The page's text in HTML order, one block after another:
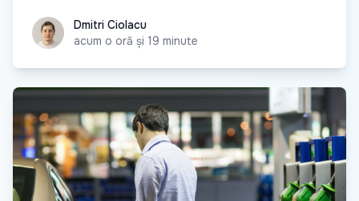
Dmitri Ciolacu
Dmitri Ciolacu
acum o oră și 19 minute